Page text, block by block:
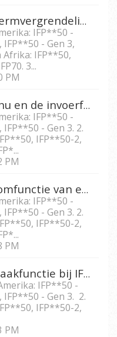
Hoe kan ik het schermvergrendeling wachtwoord voor IFP5550/IFP6550/IFP7550/IFP8650 opnieuw instellen?
IFP**50 -
IFP**50 - Gen 3,
Afrika: IFP**50,
3...
PM
Hoe kan ik het menu en de invoerfunctie van IFP5550/IFP 6550/IFP7550/IFP8650 vergrendelen?
IFP**50 -
- Gen 3. 2.
IFP**50-2,
PM
Hoe kan ik de stroomfunctie van een IFP5550/IFP6550/IFP 7550/IFP8650 vergrendelen?
IFP**50 -
- Gen 3. 2.
IFP**50-2,
PM
Hoe kan ik de aanraakfunctie bij IFP5550/IFP6550/ IFP7550/IFP8650 vergrendelen?
IFP**50 -
IFP**50 - Gen 3. 2.
IFP**50-2,
PM